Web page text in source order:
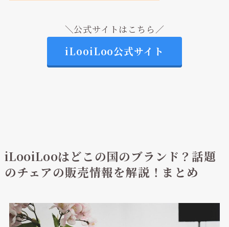
＼公式サイトはこちら／
iLooiLoo公式サイト
iLooiLooはどこの国のブランド？話題
のチェアの販売情報を解説！まとめ